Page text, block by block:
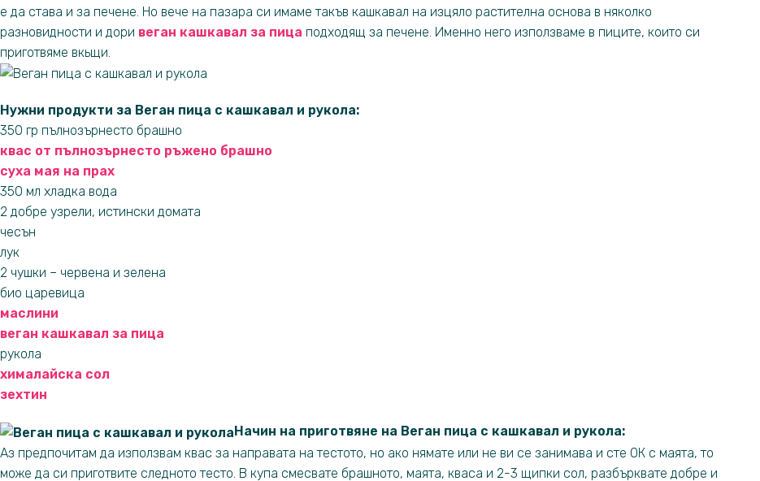
е да става и за печене. Но вече на пазара си имаме такъв кашкавал на изцяло растителна основа в няколко
разновидности и дори веган кашкавал за пица подходящ за печене. Именно него използваме в пиците, които си
приготвяме вкьщи.
Нужни продукти за Веган пица с кашкавал и рукола:
350 гр пълнозърнесто брашно
квас от пълнозърнесто ръжено брашно
суха мая на прах
350 мл хладка вода
2 добре узрели, истински домата
чесън
лук
2 чушки – червена и зелена
био царевица
маслини
веган кашкавал за пица
рукола
хималайска сол
зехтин
Начин на приготвяне на Веган пица с кашкавал и рукола:
Аз предпочитам да използвам квас за направата на тестото, но ако нямате или не ви се занимава и сте ОК с маята, то
може да си приготвите следното тесто. В купа смесвате брашното, маята, кваса и 2-3 щипки сол, разбърквате добре и